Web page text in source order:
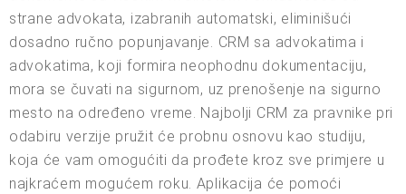
strane advokata, izabranih automatski, eliminišući
dosadno ručno popunjavanje. CRM sa advokatima i
advokatima, koji formira neophodnu dokumentaciju,
mora se čuvati na sigurnom, uz prenošenje na sigurno
mesto na određeno vreme. Najbolji CRM za pravnike pri
odabiru verzije pružit će probnu osnovu kao studiju,
koja će vam omogućiti da prođete kroz sve primjere u
najkraćem mogućem roku. Aplikacija će pomoći